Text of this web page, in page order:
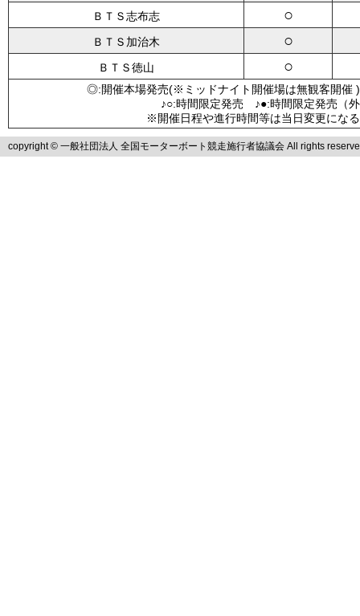
ＢＴＳ志布志 ○
ＢＴＳ加治木 ○
ＢＴＳ徳山 ○
◎:開催本場発売(※ミッドナイト開催場は無観客
♪○:時間限定発売 ♪●:時間限定発売
※開催日程や進行時間等は当日変更にな
copyright © 一般社団法人 全国モーターボート競走施行者協議会 All rights